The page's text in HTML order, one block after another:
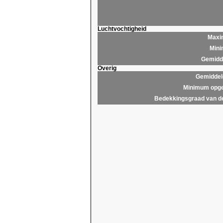
Luchtvochtigheid
Overig
Minimum
Bedekkingsgraad van